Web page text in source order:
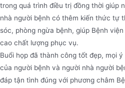
trong quá trình điều trị đồng thời giúp
nhà người bệnh có thêm kiến thức tự
sóc, phòng ngừa bệnh, giúp Bệnh
cao chất lượng phục vụ.
Buổi họp đã thành công tốt đẹp, mọi ý
của người bệnh và người nhà người
đáp tận tình đúng với phương châm